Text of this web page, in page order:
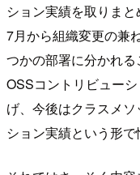
ション実績を取りま
7月から組織変更の兼
つかの部署に分かれ
OSSコントリビュー
げ、今後はクラスメ
ション実績という形